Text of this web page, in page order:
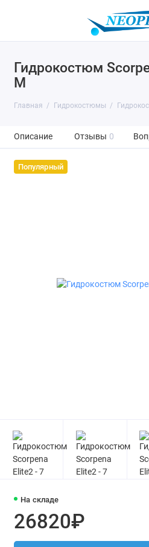
Гидрокостюм
M
Главная Гидрокостюмы
Описание Отзывы 0
Популярный
На складе
26820₽